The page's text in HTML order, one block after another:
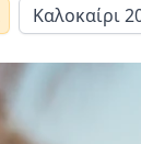
Καλοκαίρι